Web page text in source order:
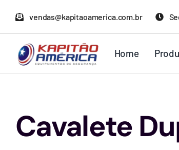
para
conteúdo
vendas@kapitaoamerica.com.br
Home
Cavalete